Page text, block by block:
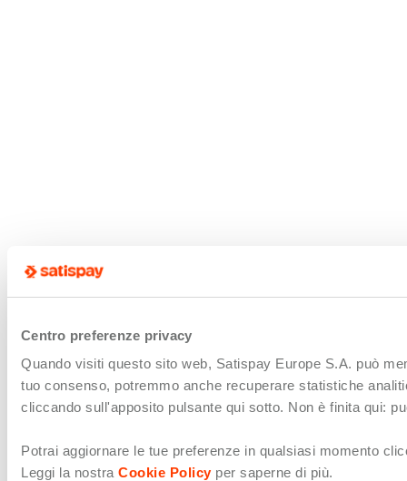
Centro preferenze privacy
Quando visiti questo sito web, Satispay Europe S.A. può
tuo consenso, potremmo anche recuperare statistiche
cliccando sull'apposito pulsante qui sotto. Non è finita qui:
Potrai aggiornare le tue preferenze in qualsiasi momento
Leggi la nostra Cookie Policyper saperne di più.